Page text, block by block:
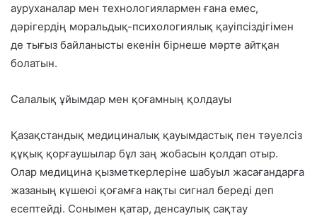
ауруханалар мен технологиялармен ғана емес,
дәрігердің моральдық-психологиялық қауіпсіздігімен
де тығыз байланысты екенін бірнеше мәрте айтқан
болатын.
Салалық ұйымдар мен қоғамның қолдауы
Қазақстандық медициналық қауымдастық пен тәуелсіз
құқық қорғаушылар бұл заң жобасын қолдап отыр.
Олар медицина қызметкерлеріне шабуыл жасағандарға
жазаның күшеюі қоғамға нақты сигнал береді деп
есептейді. Сонымен қатар, денсаулық сақтау